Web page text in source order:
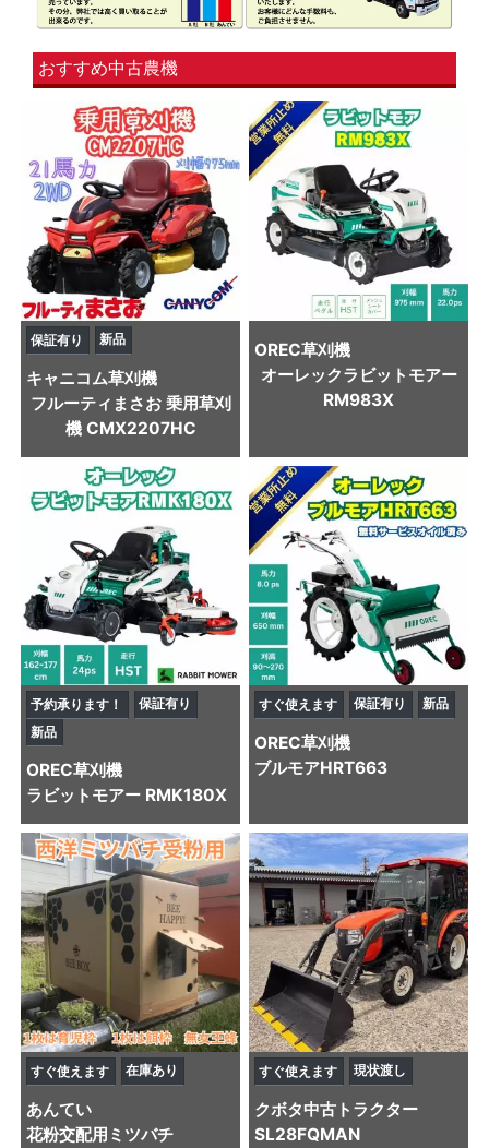
おすすめ中古農機
保証有り 新品
キャニコム草刈機
フルーティまさお 乗用草刈
機 CMX2207HC
OREC草刈機
オーレックラビットモアー
RM983X
予約承ります！
保証有り
新品
OREC草刈機
ラビットモアー RMK180X
すぐ使えます 保証有り 新品
OREC草刈機
ブルモアHRT663
すぐ使えます 在庫あり
あんてい
花粉交配用ミツバチ
すぐ使えます 現状渡し
クボタ中古トラクター
SL28FQMAN